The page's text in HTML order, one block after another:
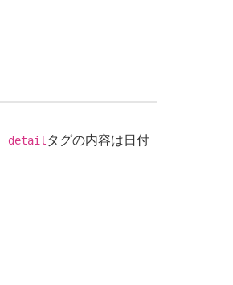
detail タグの内容は日付